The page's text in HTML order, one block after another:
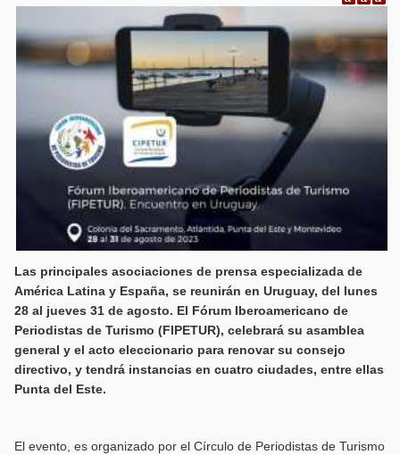
Las principales asociaciones de prensa especializada de
América Latina y España, se reunirán en Uruguay, del lunes
28 al jueves 31 de agosto. El Fórum Iberoamericano de
Periodistas de Turismo (FIPETUR), celebrará su asamblea
general y el acto eleccionario para renovar su consejo
directivo, y tendrá instancias en cuatro ciudades, entre ellas
Punta del Este.
El evento, es organizado por el Círculo de Periodistas de Turismo